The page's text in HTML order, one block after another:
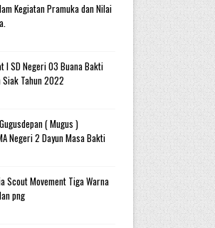
Kegiatan Pramuka dan Nilai
I SD Negeri 03 Buana Bakti
Siak Tahun 2022
( Mugus )
Negeri 2 Dayun Masa Bakti
Scout Movement Tiga Warna
png